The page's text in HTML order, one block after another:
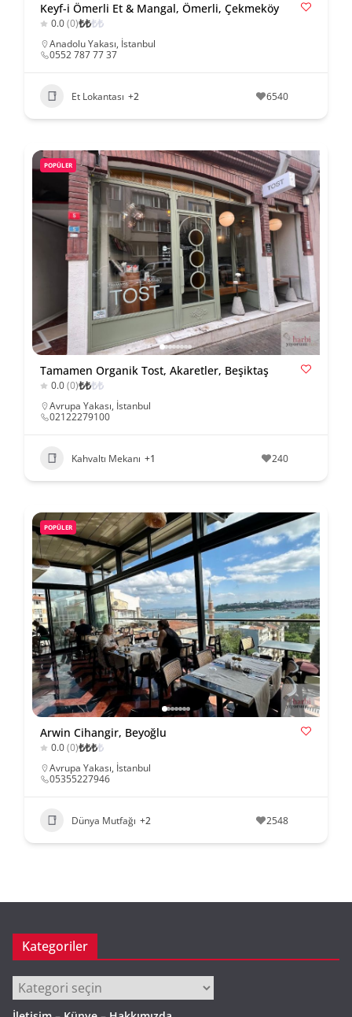
Keyf-i Ömerli Et & Mangal, Ömerli, Çekmeköy
0.0(0)₺₺₺₺
Anadolu Yakası, İstanbul
0552 787 77 37
Et Lokantası +2 6540
POPÜLER
Tamamen Organik Tost, Akaretler, Beşiktaş
0.0(0)₺₺₺₺
Avrupa Yakası, İstanbul
02122279100
Kahvaltı Mekanı +1 240
POPÜLER
Arwin Cihangir, Beyoğlu
0.0(0)₺₺₺₺
Avrupa Yakası, İstanbul
05355227946
Dünya Mutfağı +2 2548
Kategoriler
Kategoriler